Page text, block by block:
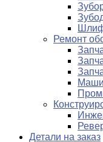
Ремонт
Детали на заказ